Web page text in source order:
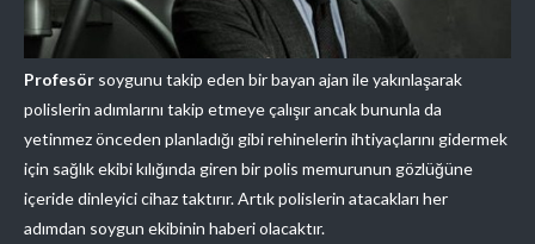
Profesör soygunu takip eden bir bayan ajan ile yakınlaşarak
polislerin adımlarını takip etmeye çalışır ancak bununla da
yetinmez önceden planladığı gibi rehinelerin ihtiyaçlarını gidermek
için sağlık ekibi kılığında giren bir polis memurunun gözlüğüne
içeride dinleyici cihaz taktırır. Artık polislerin atacakları her
adımdan soygun ekibinin haberi olacaktır.